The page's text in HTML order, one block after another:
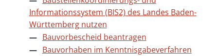
Informationssystem (BIS2) des Landes Baden-
Württemberg nutzen
Bauvorbescheid beantragen
Bauvorhaben im Kenntnisgabeverfahren